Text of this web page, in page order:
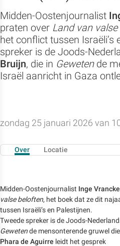
Midden-Oostenjournalist
praten over Land van
het conflict tussen Israëli’s
spreker is de Joods-
Bruijn, die in Geweten de
Israël aanricht in Gaza
zondag 25 januari 2026 van
Over Locatie
Midden-Oostenjournalist Inge
valse beloften, het boek dat ze dit
tussen Israëli’s en Palestijnen.
Tweede spreker is de Joods-
Gewetende mensonterende gruwel
Phara de Aguirre leidt het gesprek